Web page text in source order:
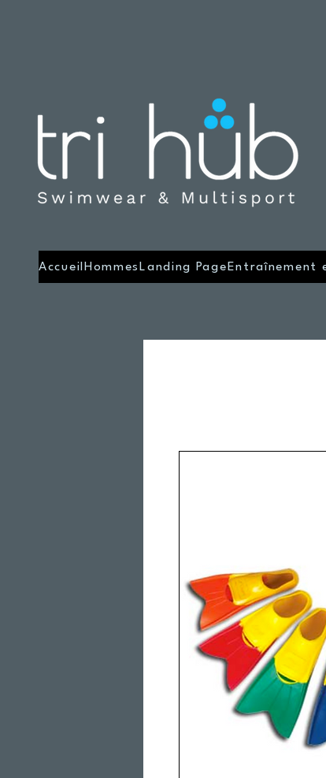
Accueil Hommes Landing Page Entraînement